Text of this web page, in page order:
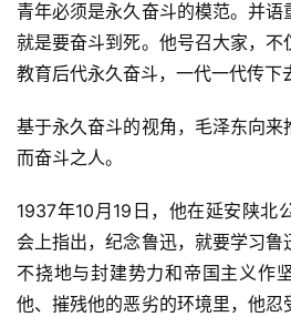
青年必须是永久奋斗的模范。并语
就是要奋斗到死。他号召大家，
教育后代永久奋斗，一代一代传下
基于永久奋斗的视角，毛泽东向来
而奋斗之人。
1937年10月19日，他在延安陕北
会上指出，纪念鲁迅，就要学习
不挠地与封建势力和帝国主义作
他、摧残他的恶劣的环境里，他忍